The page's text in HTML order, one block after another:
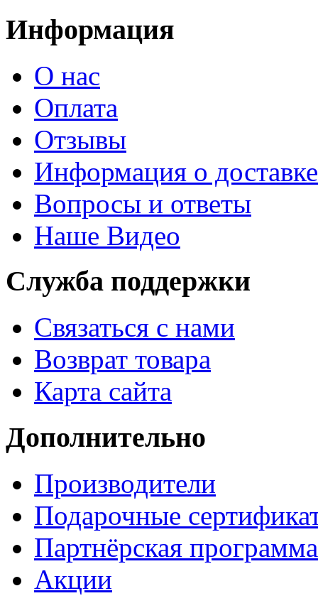
Информация
О нас
Оплата
Отзывы
Информация о доставке
Вопросы и ответы
Наше Видео
Служба поддержки
Связаться с нами
Возврат товара
Карта сайта
Дополнительно
Производители
Подарочные
Партнёрская программа
Акции